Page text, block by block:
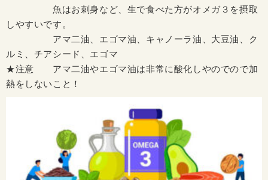
魚はお刺身など、生で食べた方がオメガ３を摂取
しやすいです。
アマ二油、エゴマ油、キャノーラ油、大豆油、ク
ルミ、チアシード、エゴマ
★注意 アマ二油やエゴマ油は非常に酸化しやのでので加
熱をしないこと！